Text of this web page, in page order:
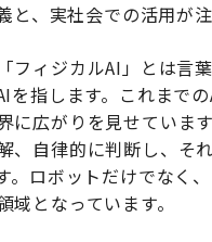
と、実社会での活用が
フィジカルAI」とは言
を指します。これまで
に広がりを見せていま
、自律的に判断し、そ
。ロボットだけでなく
となっています。